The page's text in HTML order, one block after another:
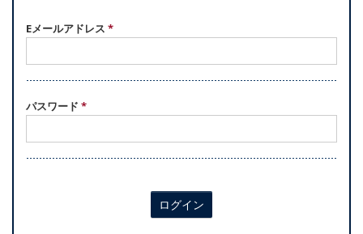
Eメールアドレス *
パスワード *
ログイン